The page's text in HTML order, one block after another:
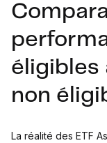
éligibles
non
La réalité des ETF